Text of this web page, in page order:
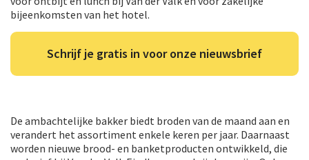
bijeenkomsten van het hotel.
Schrijf je gratis in voor onze nieuwsbrief
De ambachtelijke bakker biedt broden van de maand aan en
verandert het assortiment enkele keren per jaar. Daarnaast
worden nieuwe brood- en banketproducten ontwikkeld, die